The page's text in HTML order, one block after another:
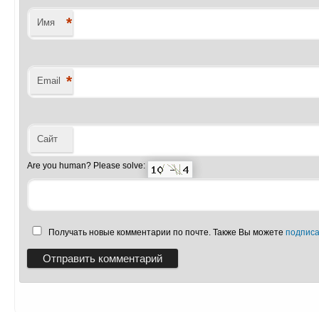
Имя *
Email *
Сайт
Are you human? Please solve:
Получать новые комментарии по почте. Также Вы можете